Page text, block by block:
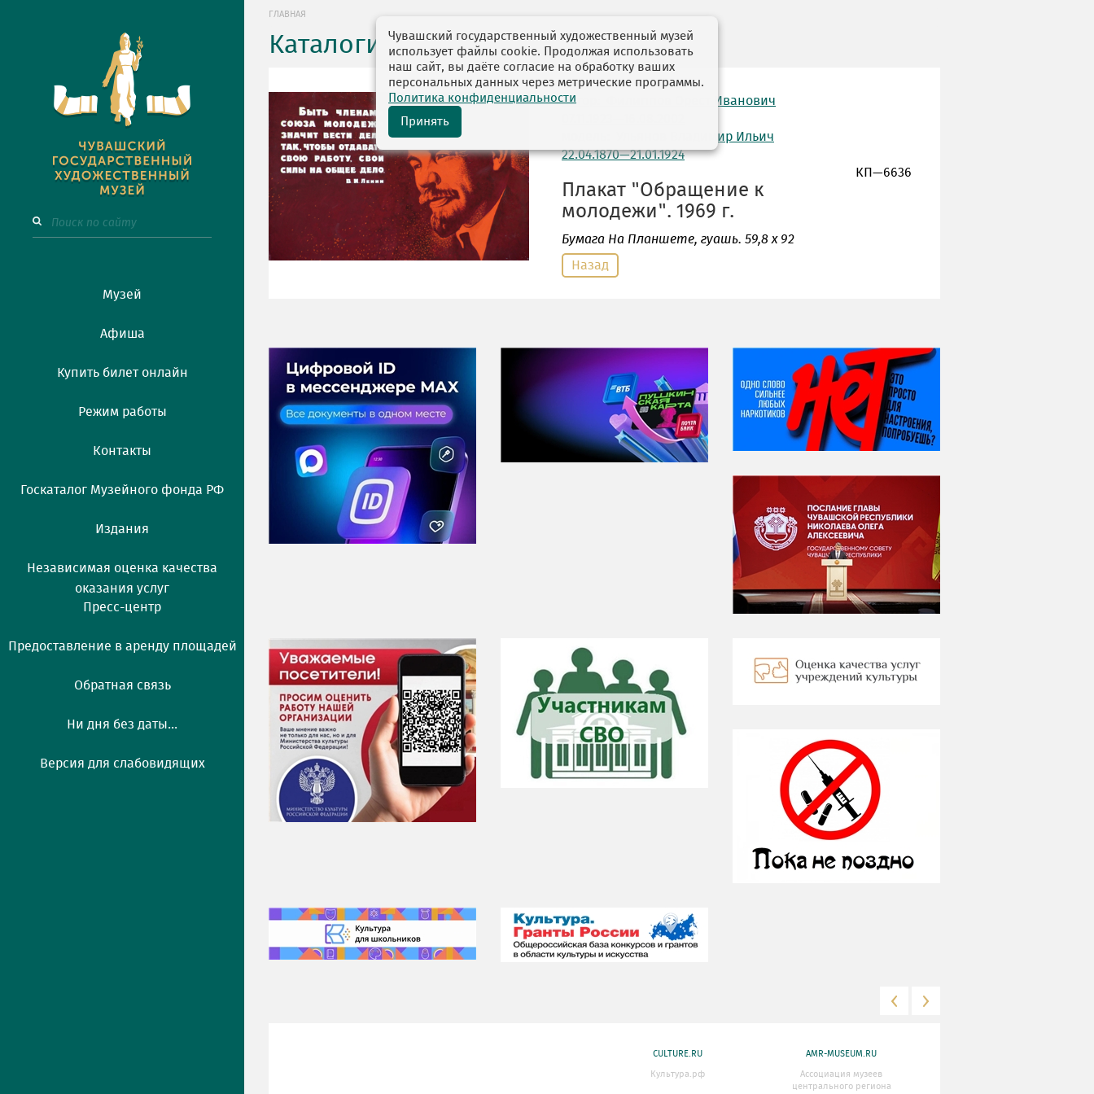
Музей
Афиша
Купить билет онлайн
Режим работы
Контакты
Госкаталог Музейного фонда РФ
Издания
Независимая оценка качества
оказания услуг
Пресс-центр
Предоставление в аренду площадей
Обратная связь
Ни дня без даты...
Версия для слабовидящих
ГЛАВНАЯ
Каталоги выставок
автор: Филиппов Орест Иванович
модель: Ульянов Владимир Ильич
22.04.1870—21.01.1924
КП—6636
Плакат "Обращение к
молодежи". 1969 г.
Бумага На Планшете, гуашь. 59,8 х 92
Назад
НИ ДНЯ БЕЗ ДАТЫ...
08 августа
ВСЕМИРНЫЙ ДЕНЬ
КОШЕК
CULTURE.RU
Культура.рф
AMR-MUSEUM.RU
Ассоциация музеев
центрального региона
Чувашский государственный художественный музей
использует файлы cookie. Продолжая использовать
наш сайт, вы даёте согласие на обработку ваших
персональных данных через метрические программы.
Политика конфиденциальности
Принять